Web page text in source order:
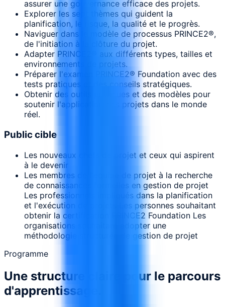
assurer une gouvernance efficace des projets.
Explorer les sept thèmes qui guident la
planification, le risque, la qualité et le progrès.
Naviguer dans le modèle de processus PRINCE2®,
de l'initiation à la clôture du projet.
Adapter PRINCE2® aux différents types, tailles et
environnements de projets.
Préparer l'examen PRINCE2® Foundation avec des
tests pratiques et des conseils stratégiques.
Obtenir des outils pratiques et des modèles pour
soutenir l'application des projets dans le monde
réel.
Public cible
Les nouveaux chefs de projet et ceux qui aspirent
à le devenir
Les membres de l'équipe de projet à la recherche
de connaissances formelles en gestion de projet
Les professionnels impliqués dans la planification
et l'exécution de projets Les personnes souhaitant
obtenir la certification PRINCE2 Foundation Les
organisations souhaitant adopter une
méthodologie structurée de gestion de projet
Programme
Une structure claire pour le parcours
d'apprentissage.